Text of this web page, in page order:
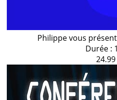
Philippe vous
Durée :